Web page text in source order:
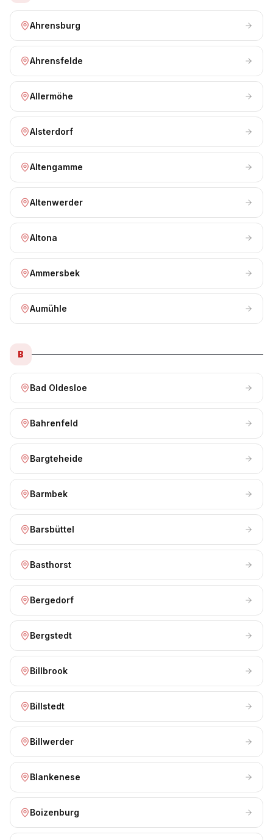
Ahrensburg
Ahrensfelde
Allermöhe
Alsterdorf
Altengamme
Altenwerder
Altona
Ammersbek
Aumühle
B
Bad Oldesloe
Bahrenfeld
Bargteheide
Barmbek
Barsbüttel
Basthorst
Bergedorf
Bergstedt
Billbrook
Billstedt
Billwerder
Blankenese
Boizenburg